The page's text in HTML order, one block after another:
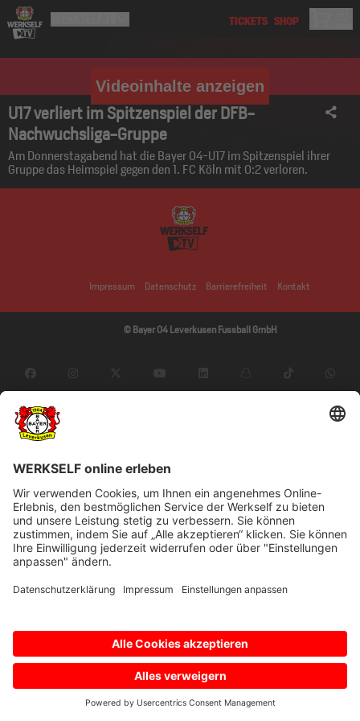
Videoinhalte anzeigen
U17 verliert im Spitzenspiel der DFB-
Nachwuchsliga-Gruppe
Am Donnerstagabend hat die Bayer 04-U17 im Spitzenspiel ihrer
Gruppe das Heimspiel gegen den 1. FC Köln mit 0:2 verloren.
Impressum Datenschutz Barrierefreiheit Kontakt
© Bayer 04 Leverkusen Fussball GmbH